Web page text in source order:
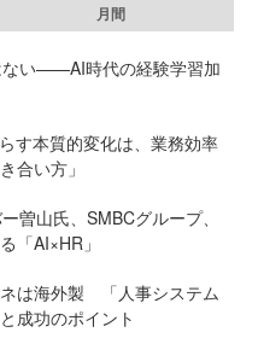
月間
ない——AI時代の経験学習加
す本質的変化は、業務効率
合い方」
曽山氏、SMBCグループ、
「AI×HR」
は海外製 「人事システム
成功のポイント